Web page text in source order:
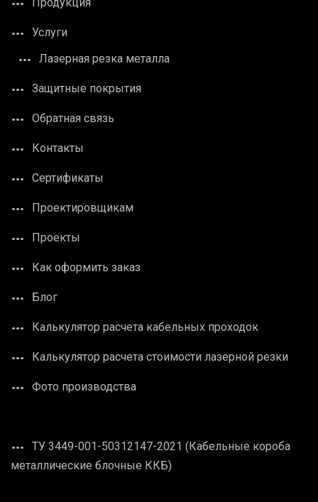
Продукция
Услуги
Лазерная резка металла
Защитные покрытия
Обратная связь
Контакты
Сертификаты
Проектировщикам
Проекты
Как оформить заказ
Блог
Калькулятор расчета кабельных проходок
Калькулятор расчета стоимости лазерной резки
Фото производства
ТУ 3449-001-50312147-2021 (Кабельные короба
металлические блочные ККБ)